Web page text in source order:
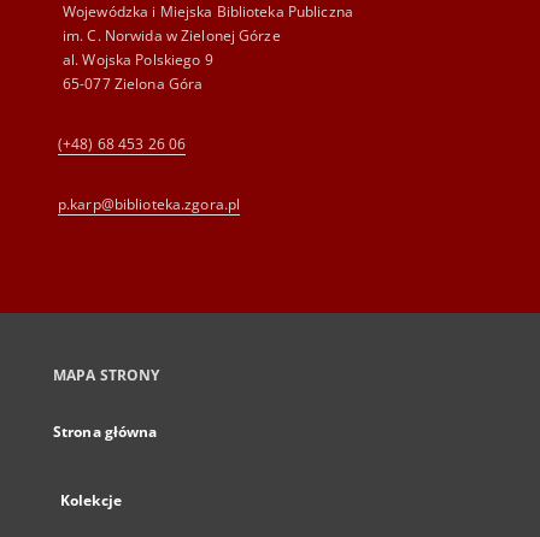
Wojewódzka i Miejska Biblioteka Publiczna
im. C. Norwida w Zielonej Górze
al. Wojska Polskiego 9
65-077 Zielona Góra
(+48) 68 453 26 06
p.karp@biblioteka.zgora.pl
MAPA STRONY
Strona główna
Kolekcje